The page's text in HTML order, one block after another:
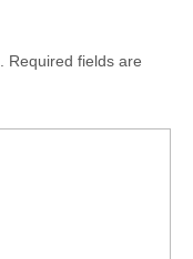
Required fields are